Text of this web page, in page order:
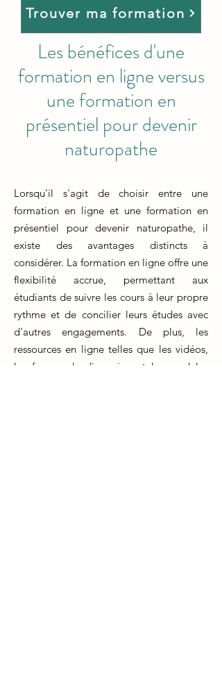
Trouver ma formation
Les bénéfices d'une
formation en ligne versus
une formation en
présentiel pour devenir
naturopathe
Lorsqu'il s'agit de choisir entre une
formation en ligne et une formation en
présentiel pour devenir naturopathe, il
existe des avantages distincts à
considérer. La formation en ligne offre une
flexibilité accrue, permettant aux
étudiants de suivre les cours à leur propre
rythme et de concilier leurs études avec
d'autres engagements. De plus, les
ressources en ligne telles que les vidéos,
les forums de discussion et les modules